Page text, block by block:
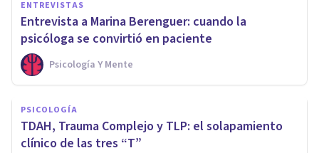
ENTREVISTAS
Entrevista a Marina Berenguer: cuando la
psicóloga se convirtió en paciente
Psicología Y Mente
PSICOLOGÍA
TDAH, Trauma Complejo y TLP: el solapamiento
clínico de las tres “T”